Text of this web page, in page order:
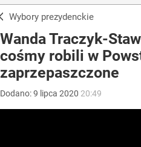
Wybory prezydenckie
Wanda Traczyk-
cośmy robili w
zaprzepaszczone
Dodano:9 lipca 2020 20:49